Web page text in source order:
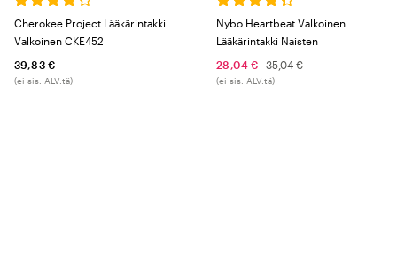
Cherokee Project Lääkärintakki
Valkoinen CKE452
39,83 €
(ei sis. ALV:tä)
Nybo Heartbeat Valkoinen
Lääkärintakki Naisten
28,04 €
35,04 €
(ei sis. ALV:tä)